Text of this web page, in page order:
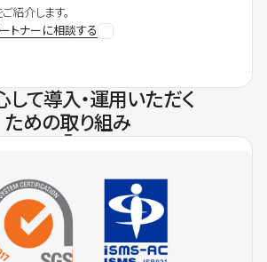
紹介します。
トナーに相談する
して導入・運用いただく
ための取り組み